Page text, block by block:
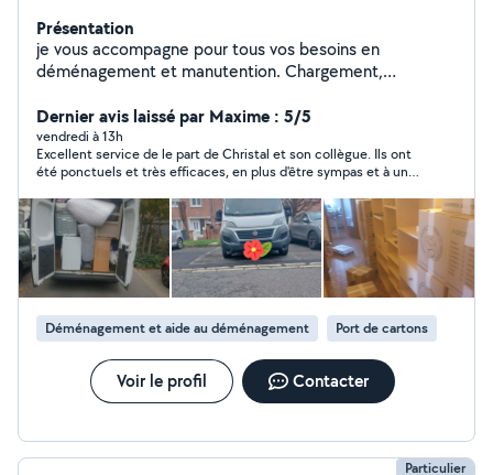
Présentation
je vous accompagne pour tous vos besoins en
déménagement et manutention. Chargement,
ou fragiles : je travaille avec soin, efficacité et respect
de vos biens. Organisé, dynamique et toujours à
l'écoute, je m'adapte à vos contraintes pour un
déménagement rapide et sans stress. Votre satisfaction
est ma priorité !
Dernier avis laissé par Maxime : 5/5
vendredi à 13h
Excellent service de le part de Christal et son collègue. Ils ont
été ponctuels et très efficaces, en plus d'être sympas et à un
Déménagement et aide au déménagement Port de cartons
Voir le profil Contacter
Particulier